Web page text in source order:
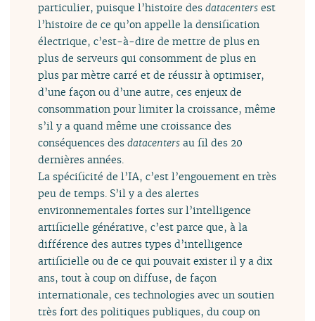
particulier, puisque l’histoire desdatacenters est
l’histoire de ce qu’on appelle la densification
électrique, c’est-à-dire de mettre de plus en
plus de serveurs qui consomment de plus en
plus par mètre carré et de réussir à optimiser,
d’une façon ou d’une autre, ces enjeux de
consommation pour limiter la croissance, même
s’il y a quand même une croissance des
conséquences desdatacenters au fil des 20
dernières années.
La spécificité de l’IA, c’est l’engouement en très
peu de temps. S’il y a des alertes
environnementales fortes sur l’intelligence
artificielle générative, c’est parce que, à la
différence des autres types d’intelligence
artificielle ou de ce qui pouvait exister il y a dix
ans, tout à coup on diffuse, de façon
internationale, ces technologies avec un soutien
très fort des politiques publiques, du coup on